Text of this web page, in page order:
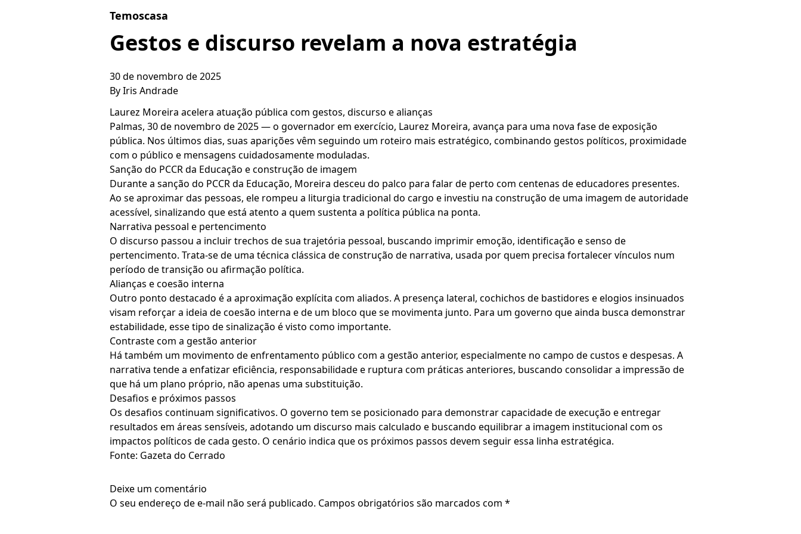
Temoscasa
Gestos e discurso revelam a nova estratégia
30 de novembro de 2025
ByIris Andrade
Laurez Moreira acelera atuação pública com gestos, discurso e alianças
Palmas, 30 de novembro de 2025 — o governador em exercício, Laurez Moreira, avança para uma nova fase de exposição
pública. Nos últimos dias, suas aparições vêm seguindo um roteiro mais estratégico, combinando gestos políticos, proximidade
com o público e mensagens cuidadosamente moduladas.
Sanção do PCCR da Educação e construção de imagem
Durante a sanção do PCCR da Educação, Moreira desceu do palco para falar de perto com centenas de educadores presentes.
Ao se aproximar das pessoas, ele rompeu a liturgia tradicional do cargo e investiu na construção de uma imagem de autoridade
acessível, sinalizando que está atento a quem sustenta a política pública na ponta.
Narrativa pessoal e pertencimento
O discurso passou a incluir trechos de sua trajetória pessoal, buscando imprimir emoção, identificação e senso de
pertencimento. Trata-se de uma técnica clássica de construção de narrativa, usada por quem precisa fortalecer vínculos num
período de transição ou afirmação política.
Alianças e coesão interna
Outro ponto destacado é a aproximação explícita com aliados. A presença lateral, cochichos de bastidores e elogios insinuados
visam reforçar a ideia de coesão interna e de um bloco que se movimenta junto. Para um governo que ainda busca demonstrar
estabilidade, esse tipo de sinalização é visto como importante.
Contraste com a gestão anterior
Há também um movimento de enfrentamento público com a gestão anterior, especialmente no campo de custos e despesas. A
narrativa tende a enfatizar eficiência, responsabilidade e ruptura com práticas anteriores, buscando consolidar a impressão de
que há um plano próprio, não apenas uma substituição.
Desafios e próximos passos
Os desafios continuam significativos. O governo tem se posicionado para demonstrar capacidade de execução e entregar
resultados em áreas sensíveis, adotando um discurso mais calculado e buscando equilibrar a imagem institucional com os
impactos políticos de cada gesto. O cenário indica que os próximos passos devem seguir essa linha estratégica.
Fonte: Gazeta do Cerrado
Deixe um comentário
O seu endereço de e-mail não será publicado. Campos obrigatórios são marcados com *